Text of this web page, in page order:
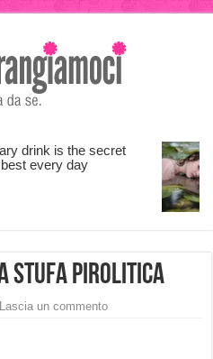
stufa pirolitica
Lascia un commento